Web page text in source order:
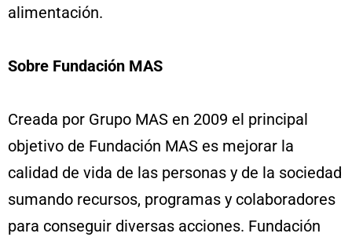
alimentación.
Sobre Fundación MAS
Creada por Grupo MAS en 2009 el principal
objetivo de Fundación MAS es mejorar la
calidad de vida de las personas y de la sociedad
sumando recursos, programas y colaboradores
para conseguir diversas acciones. Fundación